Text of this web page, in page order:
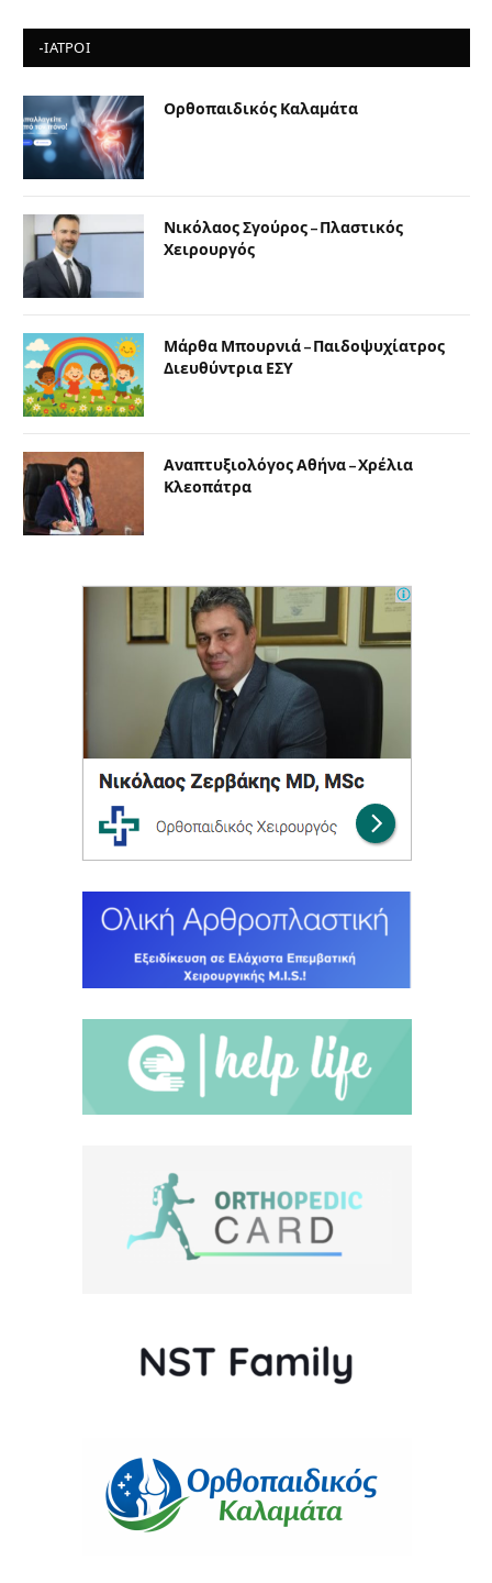
-ΙΑΤΡΟΙ
Ορθοπαιδικός Καλαμάτα
Νικόλαος Σγούρος – Πλαστικός
Χειρουργός
Μάρθα Μπουρνιά – Παιδοψυχίατρος
Διευθύντρια ΕΣΥ
Αναπτυξιολόγος Αθήνα – Χρέλια
Κλεοπάτρα